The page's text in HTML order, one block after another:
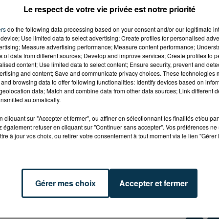
MJC) qui a déjà annulée le festival Bô mélange l’été
Burlesques qui a attiré 13 000 spectateurs en février
demande plus de visibilité sur les comptes de la
en cessation de paiement : "la structure est déficitaire
a été débloquée en octobre dernier mais nous
Fabienne Perrin, adjointe à la vie associative,
s'inquiéter de la situation."
des subventions publiques et de partenaires
Le respect de votre vie privée est notre priorité
do the following data processing based on your consent and/or our legitimate
Use limited data to select advertising; Create profiles for personalised
Measure advertising performance; Measure content performance;
of data from different sources; Develop and improve services; Create profiles to
content; Use limited data to select content; Ensure security, prevent and
and content; Save and communicate privacy choices. These technologies
browsing data to offer following functionalities: Identify devices based on
data; Match and combine data from other data sources; Link different
automatically.
cliquant sur "Accepter et fermer", ou affiner en sélectionnant les finalités et/ou
également refuser en cliquant sur "Continuer sans accepter". Vos préférences
à jour vos choix, ou retirer votre consentement à tout moment via le lien
Gérer mes choix Accepter et fermer